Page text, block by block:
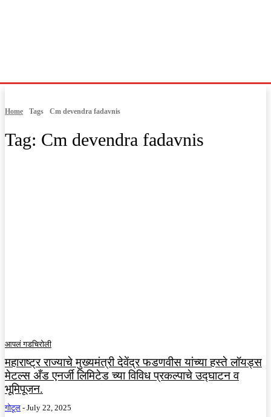
Home Tags Cm devendra fadavnis
Tag: Cm devendra fadavnis
आपलं गडचिरोली
महाराष्ट्र राज्याचे मुख्यमंत्री देवेंद्र फडणवीस यांच्या हस्ते लॉयड्स
मेटल्स अँड एनर्जी लिमिटेड च्या विविध प्रकल्पाचे उद्घाटन व
भूमिपूजन.
गोटूल - July 22, 2025